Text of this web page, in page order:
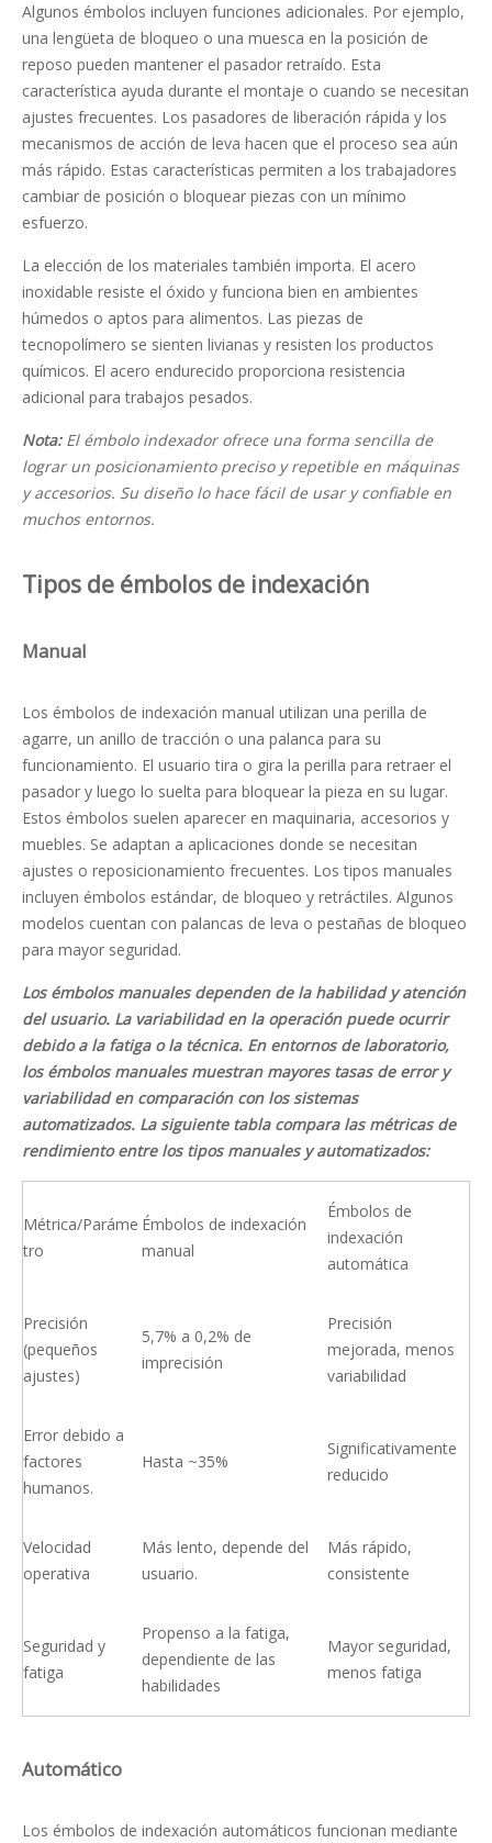
Algunos émbolos incluyen funciones adicionales. Por ejemplo,
una lengüeta de bloqueo o una muesca en la posición de
reposo pueden mantener el pasador retraído. Esta
característica ayuda durante el montaje o cuando se necesitan
ajustes frecuentes. Los pasadores de liberación rápida y los
mecanismos de acción de leva hacen que el proceso sea aún
más rápido. Estas características permiten a los trabajadores
cambiar de posición o bloquear piezas con un mínimo
esfuerzo.
La elección de los materiales también importa. El acero
inoxidable resiste el óxido y funciona bien en ambientes
húmedos o aptos para alimentos. Las piezas de
tecnopolímero se sienten livianas y resisten los productos
químicos. El acero endurecido proporciona resistencia
adicional para trabajos pesados.
Nota: El émbolo indexador ofrece una forma sencilla de
lograr un posicionamiento preciso y repetible en máquinas
y accesorios. Su diseño lo hace fácil de usar y confiable en
muchos entornos.
Tipos de émbolos de indexación
Manual
Los émbolos de indexación manual utilizan una perilla de
agarre, un anillo de tracción o una palanca para su
funcionamiento. El usuario tira o gira la perilla para retraer el
pasador y luego lo suelta para bloquear la pieza en su lugar.
Estos émbolos suelen aparecer en maquinaria, accesorios y
muebles. Se adaptan a aplicaciones donde se necesitan
ajustes o reposicionamiento frecuentes. Los tipos manuales
incluyen émbolos estándar, de bloqueo y retráctiles. Algunos
modelos cuentan con palancas de leva o pestañas de bloqueo
para mayor seguridad.
Los émbolos manuales dependen de la habilidad y atención
del usuario. La variabilidad en la operación puede ocurrir
debido a la fatiga o la técnica. En entornos de laboratorio,
los émbolos manuales muestran mayores tasas de error y
variabilidad en comparación con los sistemas
automatizados. La siguiente tabla compara las métricas de
rendimiento entre los tipos manuales y automatizados:
Métrica/Paráme
tro
Émbolos de indexación
manual
Émbolos de
indexación
automática
Precisión
(pequeños
ajustes)
5,7% a 0,2% de
imprecisión
Precisión
mejorada, menos
variabilidad
Error debido a
factores
humanos.
Hasta ~35%
Significativamente
reducido
Velocidad
operativa
Más lento, depende del
usuario.
Más rápido,
consistente
Seguridad y
fatiga
Propenso a la fatiga,
dependiente de las
habilidades
Mayor seguridad,
menos fatiga
Automático
Los émbolos de indexación automáticos funcionan mediante